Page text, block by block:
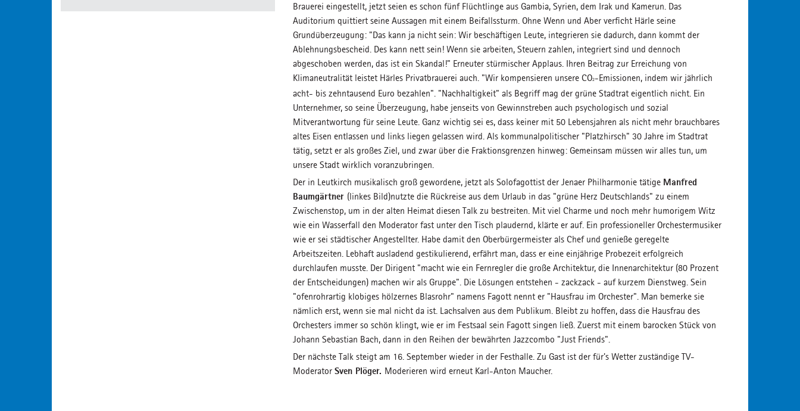
Brauerei eingestellt, jetzt seien es schon fünf Flüchtlinge aus Gambia, Syrien, dem Irak und Kamerun. Das
Auditorium quittiert seine Aussagen mit einem Beifallssturm. Ohne Wenn und Aber verficht Härle seine
Grundüberzeugung: "Das kann ja nicht sein: Wir beschäftigen Leute, integrieren sie dadurch, dann kommt der
Ablehnungsbescheid. Des kann nett sein! Wenn sie arbeiten, Steuern zahlen, integriert sind und dennoch
abgeschoben werden, das ist ein Skandal!" Erneuter stürmischer Applaus. Ihren Beitrag zur Erreichung von
Klimaneutralität leistet Härles Privatbrauerei auch. "Wir kompensieren unsere CO2-Emissionen, indem wir jährlich
acht- bis zehntausend Euro bezahlen". "Nachhaltigkeit" als Begriff mag der grüne Stadtrat eigentlich nicht. Ein
Unternehmer, so seine Überzeugung, habe jenseits von Gewinnstreben auch psychologisch und sozial
Mitverantwortung für seine Leute. Ganz wichtig sei es, dass keiner mit 50 Lebensjahren als nicht mehr brauchbares
altes Eisen entlassen und links liegen gelassen wird. Als kommunalpolitischer "Platzhirsch" 30 Jahre im Stadtrat
tätig, setzt er als großes Ziel, und zwar über die Fraktionsgrenzen hinweg: Gemeinsam müssen wir alles tun, um
unsere Stadt wirklich voranzubringen.
Der in Leutkirch musikalisch groß gewordene, jetzt als Solofagottist der Jenaer Philharmonie tätige Manfred
Baumgärtner (linkes Bild)nutzte die Rückreise aus dem Urlaub in das "grüne Herz Deutschlands" zu einem
Zwischenstop, um in der alten Heimat diesen Talk zu bestreiten. Mit viel Charme und noch mehr humorigem Witz
wie ein Wasserfall den Moderator fast unter den Tisch plaudernd, klärte er auf. Ein professioneller Orchestermusiker
wie er sei städtischer Angestellter. Habe damit den Oberbürgermeister als Chef und genieße geregelte
Arbeitszeiten. Lebhaft ausladend gestikulierend, erfährt man, dass er eine einjährige Probezeit erfolgreich
durchlaufen musste. Der Dirigent "macht wie ein Fernregler die große Architektur, die Innenarchitektur (80 Prozent
der Entscheidungen) machen wir als Gruppe". Die Lösungen entstehen - zackzack - auf kurzem Dienstweg. Sein
"ofenrohrartig klobiges hölzernes Blasrohr" namens Fagott nennt er "Hausfrau im Orchester". Man bemerke sie
nämlich erst, wenn sie mal nicht da ist. Lachsalven aus dem Publikum. Bleibt zu hoffen, dass die Hausfrau des
Orchesters immer so schön klingt, wie er im Festsaal sein Fagott singen ließ. Zuerst mit einem barocken Stück von
Johann Sebastian Bach, dann in den Reihen der bewährten Jazzcombo "Just Friends".
Der nächste Talk steigt am 16. September wieder in der Festhalle. Zu Gast ist der für's Wetter zuständige TV-
Moderator Sven Plöger. Moderieren wird erneut Karl-Anton Maucher.